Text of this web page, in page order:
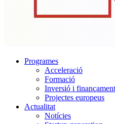
Programes
Acceleració
Formació
Inversió i finançament
Projectes europeus
Actualitat
Notícies